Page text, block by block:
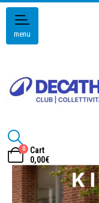
menu
0
Cart
0,00€